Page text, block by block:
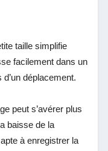
taille simplifie
facilement dans un
déplacement.
peut s’avérer plus
baisse de la
à enregistrer la